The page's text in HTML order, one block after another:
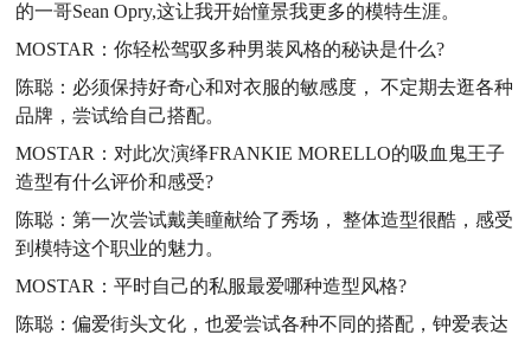
的一哥Sean Opry,这让我开始憧景我更多的模特生涯。
MOSTAR：你轻松驾驭多种男装风格的秘诀是什么?
陈聪：必须保持好奇心和对衣服的敏感度， 不定期去逛各种
品牌，尝试给自己搭配。
MOSTAR：对此次演绎FRANKIE MORELLO的吸血鬼王子
造型有什么评价和感受?
陈聪：第一次尝试戴美瞳献给了秀场， 整体造型很酷，感受
到模特这个职业的魅力。
MOSTAR：平时自己的私服最爱哪种造型风格?
陈聪：偏爱街头文化，也爱尝试各种不同的搭配，钟爱表达